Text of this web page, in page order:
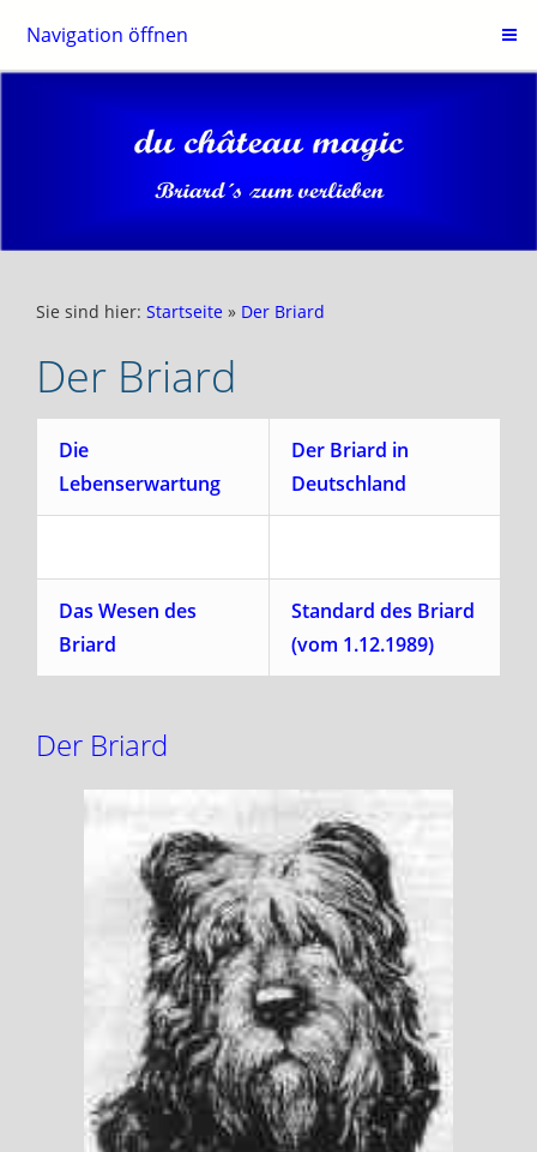
Navigation öffnen
Sie sind hier: Startseite » Der Briard
Der Briard
Die
Lebenserwartung
Der Briard in
Deutschland
Das Wesen des
Briard
Standard des Briard
(vom 1.12.1989)
Der Briard